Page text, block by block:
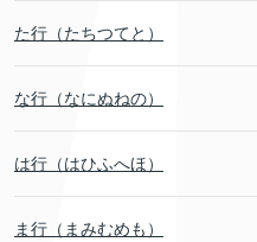
た行（たちつてと）
な行（なにぬねの）
は行（はひふへほ）
ま行（まみむめも）